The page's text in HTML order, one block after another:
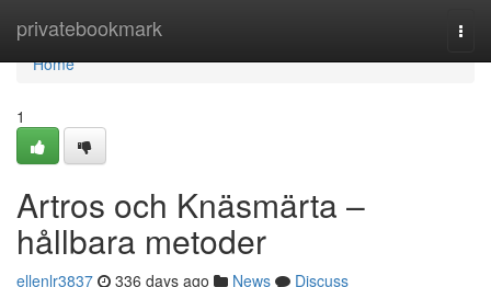
privatebookmark
Home
Home
1
Artros och Knäsmärta –
hållbara metoder
ellenlr3837 336 days ago News
Discuss